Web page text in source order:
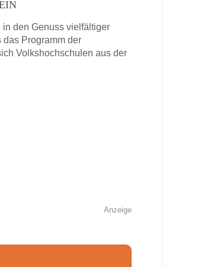
den Genuss vielfältiger
Programm der
Volkshochschulen aus der
Anzeige